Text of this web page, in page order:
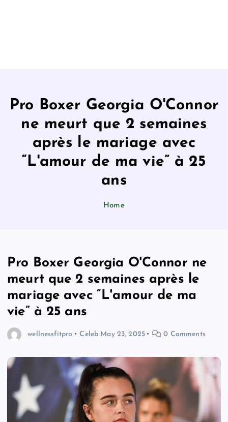
Pro Boxer Georgia O'Connor
ne meurt que 2 semaines
après le mariage avec
“L'amour de ma vie” à 25
ans
Home
Pro Boxer Georgia O'Connor ne
meurt que 2 semaines après le
mariage avec “L'amour de ma
vie” à 25 ans
wellnessfitpro Celeb May 23, 2025 0 Comments